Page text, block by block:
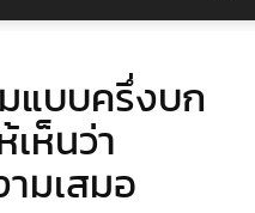
ยาแบบครึ่งบก
ห็นว่า
มเสมอ